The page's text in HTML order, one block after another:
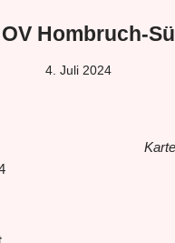
Hombruch-
4. Juli 2024